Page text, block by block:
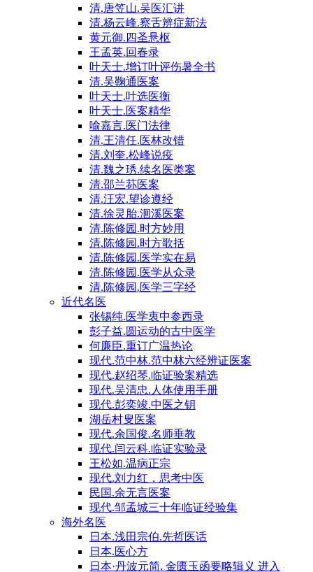
清.唐笠山.吴医汇讲
清.杨云峰.察舌辨症新法
黄元御.四圣悬枢
王孟英.回春录
叶天士.增订叶评伤暑全书
清.吴鞠通医案
叶天士.叶选医衡
叶天士.医案精华
喻嘉言.医门法律
清.王清任.医林改错
清.刘奎.松峰说疫
清.魏之琇.续名医类案
清.邵兰荪医案
清.汪宏.望诊遵经
清.徐灵胎.洄溪医案
清.陈修园.时方妙用
清.陈修园.时方歌括
清.陈修园.医学实在易
清.陈修园.医学从众录
清.陈修园.医学三字经
近代名医
张锡纯.医学衷中参西录
彭子益.圆运动的古中医学
何廉臣.重订广温热论
现代.范中林.范中林六经辨证医案
现代.赵绍琴.临证验案精选
现代.吴清忠.人体使用手册
现代.彭奕竣.中医之钥
湖岳村叟医案
现代.余国俊.名师垂教
现代.闫云科.临证实验录
王松如.温病正宗
现代.刘力红，思考中医
民国.余无言医案
现代.邹孟城三十年临证经验集
海外名医
日本.浅田宗伯.先哲医话
日本.医心方
日本·丹波元简. 金匮玉函要略辑义 进入